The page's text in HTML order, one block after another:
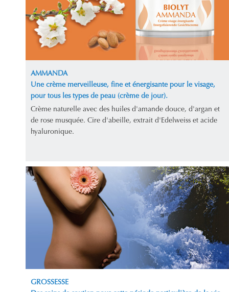
AMMANDA
Une crème merveilleuse, fine et énergisante pour le visage,
pour tous les types de peau (crème de jour).
Crème naturelle avec des huiles d'amande douce, d'argan et
de rose musquée. Cire d'abeille, extrait d'Edelweiss et acide
hyaluronique.
GROSSESSE